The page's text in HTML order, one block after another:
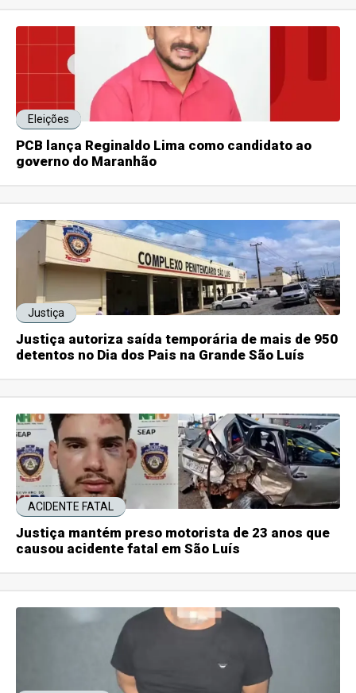
Eleições
PCB lança Reginaldo Lima como candidato ao
governo do Maranhão
Justiça
Justiça autoriza saída temporária de mais de 950
detentos no Dia dos Pais na Grande São Luís
ACIDENTE FATAL
Justiça mantém preso motorista de 23 anos que
causou acidente fatal em São Luís